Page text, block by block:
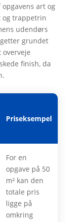
art og
og trappetrin
udendørs
grundet
finish, da
Priseksempel
For en
opgave på 50
m² kan den
totale pris
ligge på
omkring